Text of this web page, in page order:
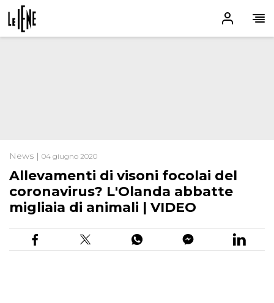
News | 04 giugno 2020
Allevamenti di visoni focolai del
coronavirus? L'Olanda abbatte
migliaia di animali | VIDEO